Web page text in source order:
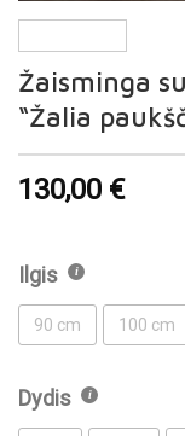
Žaisminga
“Žalia
130,00 €
Ilgis
90 cm 100 cm
Dydis